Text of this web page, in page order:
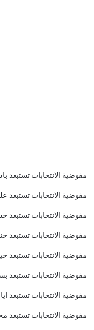
مفوضية الانتخابات تستبعد
مفوضية الانتخابات تستبعد
مفوضية الانتخابات
مفوضية الانتخابات تستبعد
مفوضية الانتخابات تستبعد
مفوضية الانتخابات تستبعد
مفوضية الانتخابات تستبعد
مفوضية الانتخابات